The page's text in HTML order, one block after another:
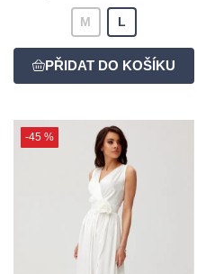
M L
-45 %